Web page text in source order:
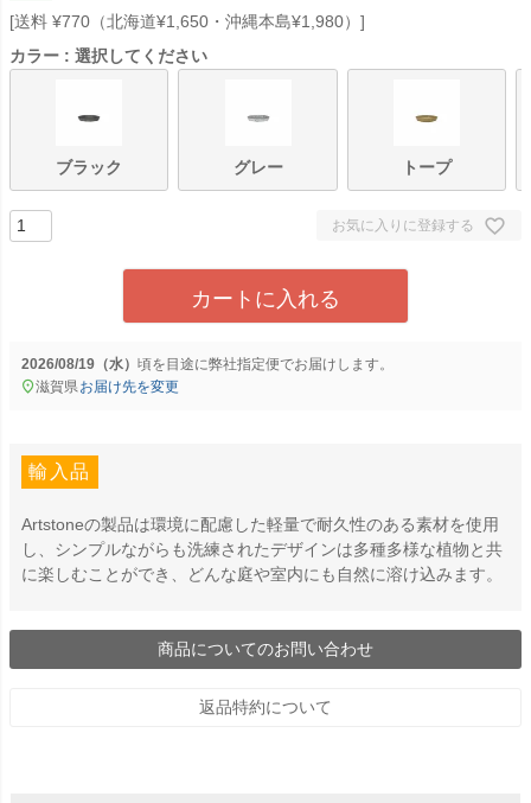
送料 ¥770（北海道¥1,650・沖縄本島¥1,980）
カラー
選択してください
ブラック グレー トープ
お気に入りに登録する
カートに入れる
2026/08/19（水） に弊社指定便でお届けします。
滋賀県お届け先を変更
輸入品
Artstoneの製品は環境に配慮した軽量で耐久性のある素材を使用
し、シンプルながらも洗練されたデザインは多種多様な植物と共
に楽しむことができ、どんな庭や室内にも自然に溶け込みます。
商品についてのお問い合わせ
返品特約について